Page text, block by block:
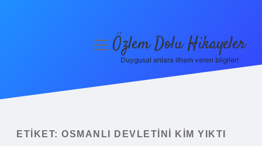
Yasal Uyarı
menüyüÖzlem Dolu Hikayeler
Duygusal anlara ilham veren bilgiler!
ETIKET: OSMANLI DEVLETINI KIM YIKTI